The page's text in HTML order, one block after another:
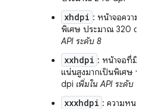
xhdpi : หน้าจอความ
พิเศษ ประมาณ 320
API ระดับ 8
xxhdpi : หน้าจอที่มีค
แน่นสูงมากเป็นพิเศษ ป
dpi เพิ่มใน API ระดับ 16
xxxhdpi : ความหนา